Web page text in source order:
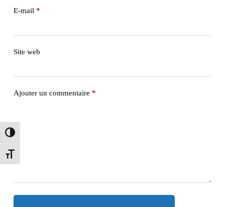
Passer en contraste élevé
Changer la taille de la police
E-mail *
Site web
Ajouter un commentaire *